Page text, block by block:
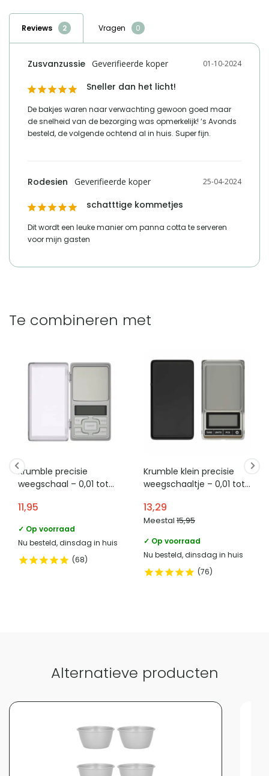
naam verantwoordelijke
marktdeelnemer in de eu
marktdeelnemer in de eu
Reusel
marktdeelnemer in de eu
product-
marktdeelnemer in de eu
+31 (0)85 - 130 25 89
Haal de topchef in jezelf naar boven met de innovatieve en
betaalbare kookartikelen van Krumble! Het merk Krumble richt zich op
de thuiskok en besteedt daarom veel aandacht aan het design en
gebruiksgemak van zijn producten. Er wordt bij ieder product gebruik
RVS. De producten zijn uitvoerig getest op veiligheid in de keuken
zodat je ze naar hartenlust kunt gebruiken. Enjoy cooking and
baking!
Reviews Vragen
01-10-2024
Zusvanzussie
Sneller dan het licht!
De bakjes waren naar verwachting gewoon goed maar
de snelheid van de bezorging was opmerkelijk! ‘s Avonds
besteld, de volgende ochtend al in huis. Super fijn.
25-04-2024
Rodesien
schatttige kommetjes
Dit wordt een leuke manier om panna cotta te serveren
voor mijn gasten
Te combineren met
Krumble precisie
weegschaal – 0,01 tot
11,95
✓ Op voorraad
Nu besteld, dinsdag in huis
68
Krumble klein precisie
weegschaaltje – 0,01 tot
13,29
Meestal 15,95
✓ Op voorraad
Nu besteld, dinsdag in huis
76
Alternatieve producten